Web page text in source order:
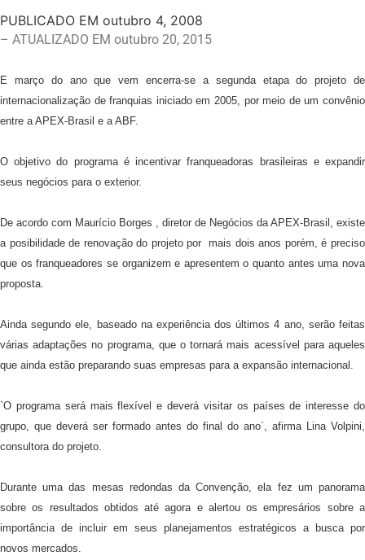
PUBLICADO EM outubro 4, 2008
– ATUALIZADO EM outubro 20, 2015
E março do ano que vem encerra-se a segunda etapa do projeto de
internacionalização de franquias iniciado em 2005, por meio de um convênio
entre a APEX-Brasil e a ABF.
O objetivo do programa é incentivar franqueadoras brasileiras e expandir
seus negócios para o exterior.
De acordo com Maurício Borges , diretor de Negócios da APEX-Brasil, existe
a posibilidade de renovação do projeto por
mais dois anos porém, é preciso
que os franqueadores se organizem e apresentem o quanto antes uma nova
proposta.
Ainda segundo ele, baseado na experiência dos últimos 4 ano, serão feitas
várias adaptações no programa, que o tornará mais acessível para aqueles
que ainda estão preparando suas empresas para a expansão internacional.
`O programa será mais flexível e deverá visitar os países de interesse do
grupo, que deverá ser formado antes do final do ano`, afirma Lina Volpini,
consultora do projeto.
Durante uma das mesas redondas da Convenção, ela fez um panorama
sobre os resultados obtidos até agora e alertou os empresários sobre a
importância de incluir em seus planejamentos estratégicos a busca por
novos mercados.